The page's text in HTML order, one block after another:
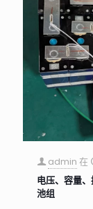
admin 在
电压、容量
池组